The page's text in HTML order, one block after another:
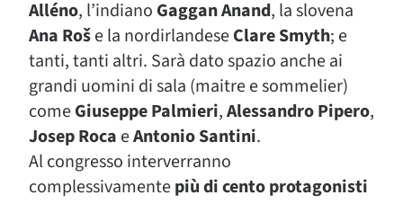
Alléno, l’indiano Gaggan Anand, la slovena
Ana Roše la nordirlandeseClare Smyth; e
tanti, tanti altri. Sarà dato spazio anche ai
grandi uomini di sala (maitre e sommelier)
comeGiuseppe Palmieri,Alessandro Pipero,
Josep Roca eAntonio Santini.
Al congresso interverranno
complessivamentepiù di cento protagonisti